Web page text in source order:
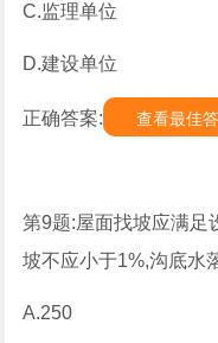
C.监理单位
D.建设单位
正确答案: 查看最佳
第9题:屋面找坡应满足
坡不应小于1%,沟底水
A.250